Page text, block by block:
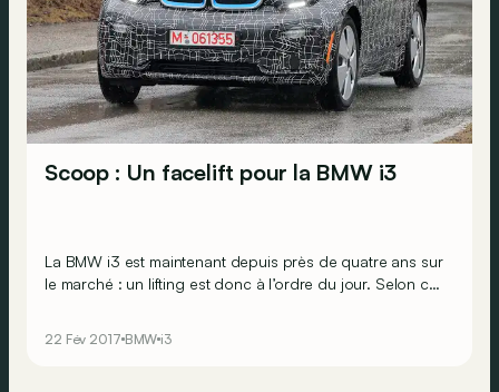
Scoop : Un facelift pour la BMW i3
La BMW i3 est maintenant depuis près de quatre ans sur
le marché : un lifting est donc à l’ordre du jour. Selon ces
22 Fév 2017 BMW i3